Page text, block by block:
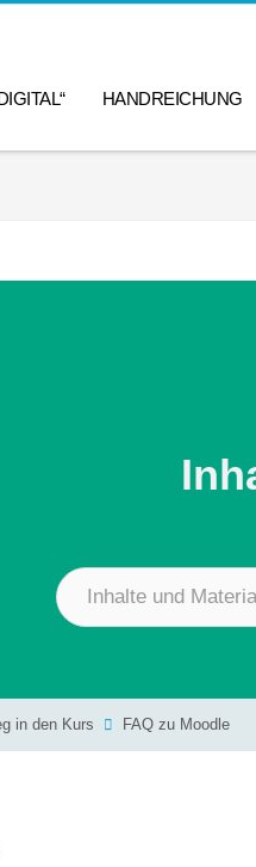
HANDREICHUNG
in den Kurs FAQ zu Moodle